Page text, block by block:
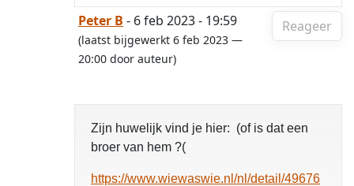
Reageer
Peter B - 6 feb 2023 - 19:59
(laatst bijgewerkt 6 feb 2023 —
20:00 door auteur)
Zijn huwelijk vind je hier: (of is dat een
broer van hem ?(
https://www.wiewaswie.nl/nl/detail/49676